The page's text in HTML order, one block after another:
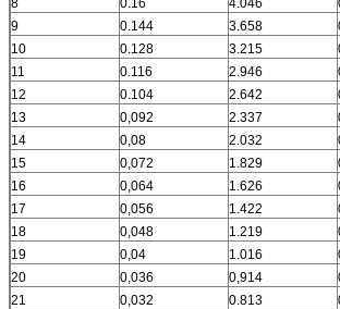
8 0.16 4.046
9
0.144 3.658
10
0.128 3.215
11
0.116 2.946
12
0.104 2.642
13
0,092 2.337
14
0,08 2.032
15
0,072 1.829
16
0,064 1.626
17
0,056 1.422
18
0,048 1.219
19
0,04 1.016
20
0,036 0,914
21
0,032 0.813